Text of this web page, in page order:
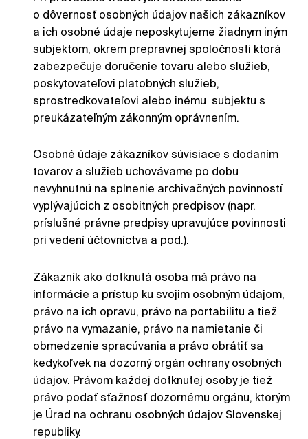
o dôvernosť osobných údajov našich zákazníkov
a ich osobné údaje neposkytujeme žiadnym iným
subjektom, okrem prepravnej spoločnosti ktorá
zabezpečuje doručenie tovaru alebo služieb,
poskytovateľovi platobných služieb,
sprostredkovateľovi alebo inému subjektu s
preukázateľným zákonným oprávnením.
Osobné údaje zákazníkov súvisiace s dodaním
tovarov a služieb uchovávame po dobu
nevyhnutnú na splnenie archivačných povinností
vyplývajúcich z osobitných predpisov (napr.
príslušné právne predpisy upravujúce povinnosti
pri vedení účtovníctva a pod.).
Zákazník ako dotknutá osoba má právo na
informácie a prístup ku svojim osobným údajom,
právo na ich opravu, právo na portabilitu a tiež
právo na vymazanie, právo na namietanie či
obmedzenie spracúvania a právo obrátiť sa
kedykoľvek na dozorný orgán ochrany osobných
údajov. Právom každej dotknutej osoby je tiež
právo podať sťažnosť dozornému orgánu, ktorým
je Úrad na ochranu osobných údajov Slovenskej
republiky.